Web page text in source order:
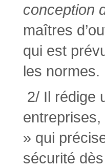
conception
maîtres
qui est
les normes.
2/ Il rédige
» qui
sécurité